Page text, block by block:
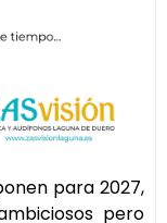
para 2027,
pero